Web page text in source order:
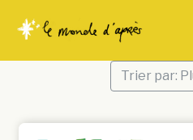
links
content
Trier par: